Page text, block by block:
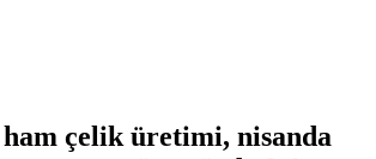
çelik üretimi, nisanda